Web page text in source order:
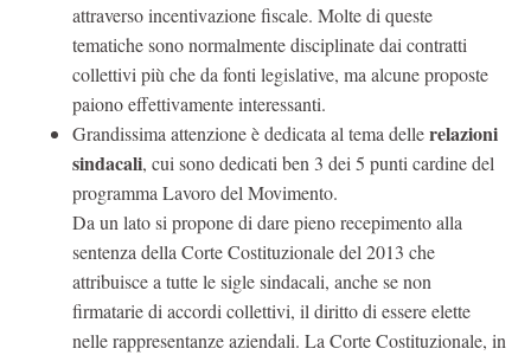
attraverso incentivazione fiscale. Molte di queste
tematiche sono normalmente disciplinate dai contratti
collettivi più che da fonti legislative, ma alcune proposte
paiono effettivamente interessanti.
Grandissima attenzione è dedicata al tema dellerelazioni
sindacali, cui sono dedicati ben 3 dei 5 punti cardine del
programma Lavoro del Movimento.
Da un lato si propone di dare pieno recepimento alla
sentenza della Corte Costituzionale del 2013 che
attribuisce a tutte le sigle sindacali, anche se non
firmatarie di accordi collettivi, il diritto di essere elette
nelle rappresentanze aziendali. La Corte Costituzionale, in